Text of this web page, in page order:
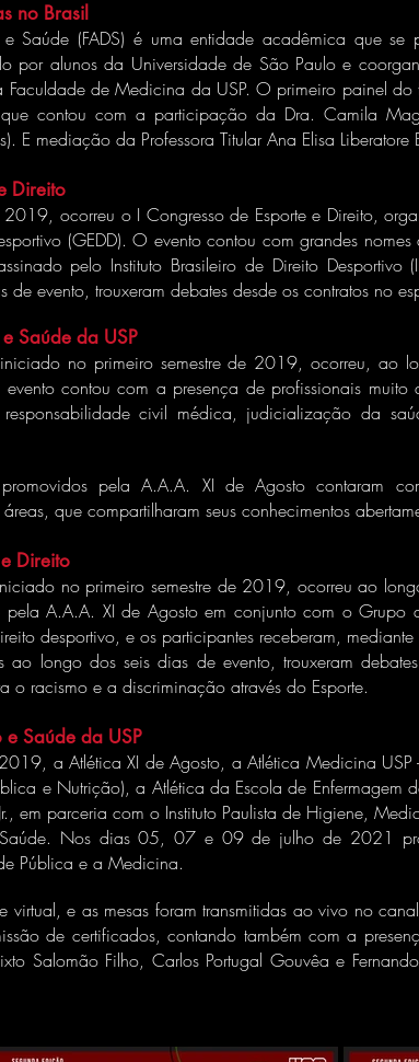
no Brasil
Saúde (FADS) é uma entidade acadêmica que se
por alunos da Universidade de São Paulo e
Faculdade de Medicina da USP. O primeiro painel
contou com a participação da Dra. Camila
E mediação da Professora Titular Ana Elisa Liberatore
Direito
ocorreu o I Congresso de Esporte e Direito,
(GEDD). O evento contou com grandes
pelo Instituto Brasileiro de Direito
evento, trouxeram debates desde os contratos no
Saúde da USP
no primeiro semestre de 2019, ocorreu, ao
contou com a presença de profissionais
responsabilidade civil médica, judicialização da
pela A.A.A. XI de Agosto contaram
que compartilharam seus conhecimentos
Direito
no primeiro semestre de 2019, ocorreu ao
A.A.A. XI de Agosto em conjunto com o Grupo
desportivo, e os participantes receberam,
longo dos seis dias de evento, trouxeram
o racismo e a discriminação através do Esporte.
e Saúde da USP
a Atlética XI de Agosto, a Atlética Medicina
e Nutrição), a Atlética da Escola de
em parceria com o Instituto Paulista de Higiene,
Saúde. Nos dias 05, 07 e 09 de julho de 2021
Pública e a Medicina.
virtual, e as mesas foram transmitidas ao vivo no
de certificados, contando também com a
Salomão Filho, Carlos Portugal Gouvêa e